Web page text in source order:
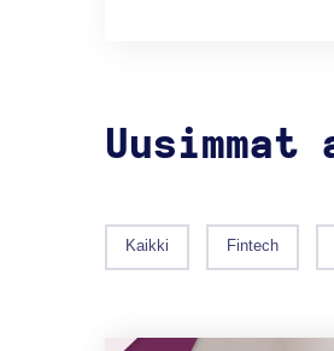
Kaikki Fintech